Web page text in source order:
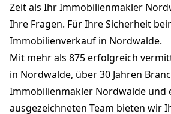
Zeit als Ihr Immobilienmakler
Ihre Fragen. Für Ihre Sicherheit
Immobilienverkauf in Nordwalde.
Mit mehr als 875 erfolgreich
in Nordwalde, über 30 Jahren
Immobilienmakler Nordwalde und
ausgezeichneten Team bieten wir